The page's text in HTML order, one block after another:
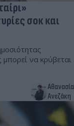
σοκ και
να κρύβεται
Αθανασία
Ανεζάκη